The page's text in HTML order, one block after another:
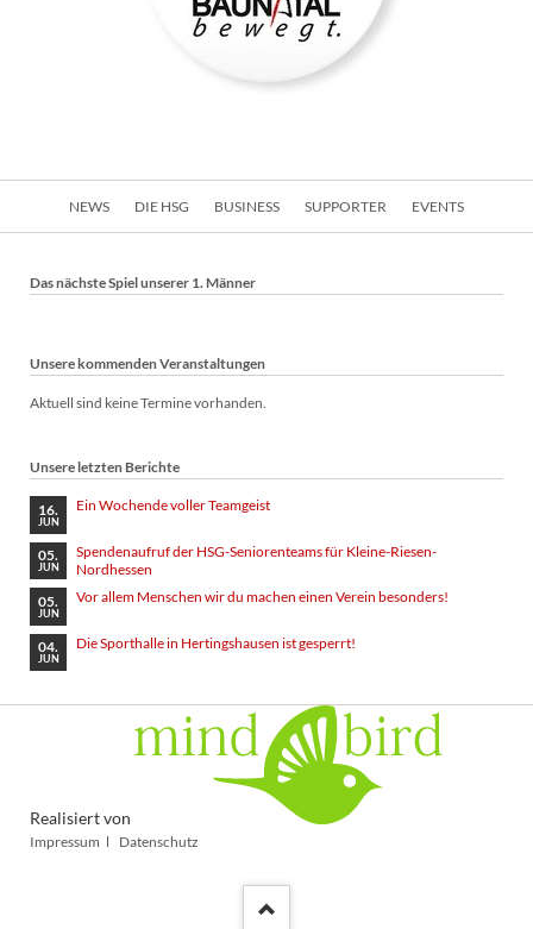
Navigation
NEWS DIE HSG BUSINESS SUPPORTER EVENTS
Das nächste Spiel unserer 1. Männer
Unsere kommenden Veranstaltungen
Aktuell sind keine Termine vorhanden.
Unsere letzten Berichte
16.
JUN
Ein Wochende voller Teamgeist
05.
JUN
Spendenaufruf der HSG-Seniorenteams für Kleine-Riesen-
Nordhessen
05.
JUN
Vor allem Menschen wir du machen einen Verein besonders!
04.
JUN
Die Sporthalle in Hertingshausen ist gesperrt!
Realisiert von
Navigation
Impressum Datenschutz